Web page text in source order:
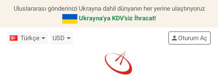
Uluslararası gönderinizi Ukrayna dahil dünyanın her yerine ulaştırıyoruz
Ukrayna'ya KDV'siz İhracat!
Türkçe USD personOturum Aç